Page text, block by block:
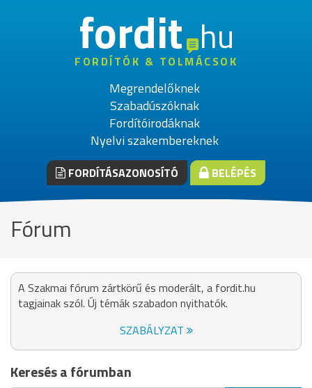
fordithu
FORDÍTÓK & TOLMÁCSOK
Megrendelőknek
Szabadúszóknak
Fordítóirodáknak
Nyelvi szakembereknek
FORDÍTÁSAZONOSÍTÓ BELÉPÉS
Fórum
A Szakmai fórum zártkörű és moderált, a fordit.hu
tagjainak szól. Új témák szabadon nyithatók.
SZABÁLYZAT
Keresés a fórumban